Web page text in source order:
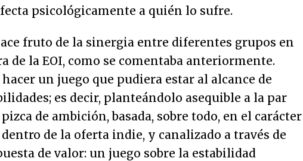
psicológicamente a quién lo sufre.
fruto de la sinergia entre diferentes grupos en
de la EOI, como se comentaba anteriormente.
hacer un juego que pudiera estar al alcance de
es decir, planteándolo asequible a la par
de ambición, basada, sobre todo, en el carácter
de la oferta indie, y canalizado a través de
de valor: un juego sobre la estabilidad